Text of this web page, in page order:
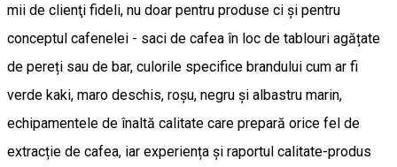
mii de clienţi fideli, nu doar pentru produse ci și pentru
conceptul cafenelei - saci de cafea în loc de tablouri agățate
de pereți sau de bar, culorile specifice brandului cum ar fi
verde kaki, maro deschis, roșu, negru și albastru marin,
echipamentele de înaltă calitate care prepară orice fel de
extracție de cafea, iar experiența și raportul calitate-produs